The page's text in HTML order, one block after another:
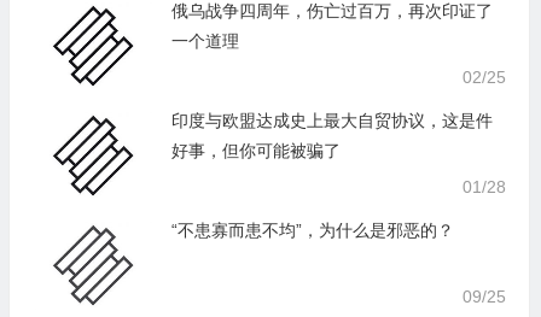
俄乌战争四周年，伤亡过百万，再次印证了
一个道理
02/25
印度与欧盟达成史上最大自贸协议，这是件
好事，但你可能被骗了
01/28
“不患寡而患不均”，为什么是邪恶的？
09/25